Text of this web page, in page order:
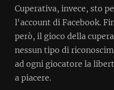
Cuperativa, invece, sto
l'account di Facebook.
però, il gioco della
nessun tipo di
ad ogni giocatore la
a piacere.